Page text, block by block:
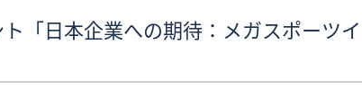
ト「日本企業への期待：メガスポーツ